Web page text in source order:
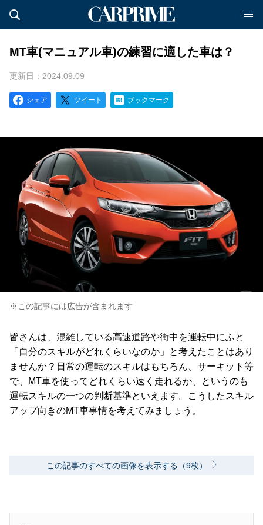
MT車(マニュアル車)の練習に適した車は？
更新日：2024.09.09
シェア ツイート ブックマーク
※この記事には広告が含まれます
皆さんは、混雑している高速道路や街中を運転中にふと
「自分のスキルがどれくらいなのか」と考えたことはあり
ませんか？日常の運転のスキルはもちろん、サーキット等
で、MT車を使ってどれくらい速く走れるか、というのも
運転スキルの一つの判断基準といえます。こうしたスキル
アップ向きのMT車事情を考えてみましょう。
この記事のすべての画像を表示する（9枚）